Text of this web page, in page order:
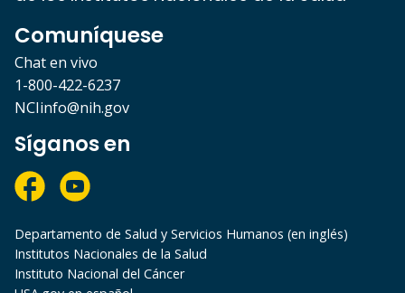
Comuníquese
Chat en vivo
1-800-422-6237
NCIinfo@nih.gov
Síganos en
Departamento de Salud y Servicios Humanos (en inglés)
Institutos Nacionales de la Salud
Instituto Nacional del Cáncer